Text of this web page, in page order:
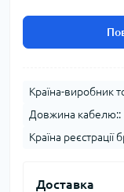
Країна-виробник
Довжина кабелю::
Країна реєстрації
Доставка